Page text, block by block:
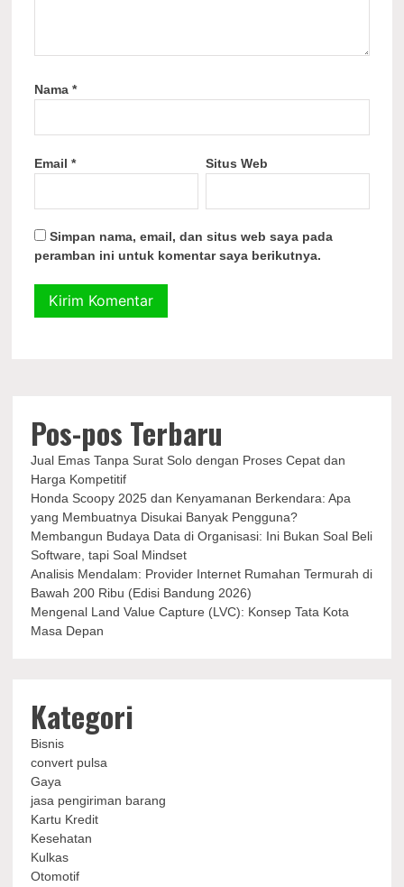
Nama*
Email* Situs Web
Simpan nama, email, dan situs web saya pada
peramban ini untuk komentar saya berikutnya.
Pos-pos Terbaru
Jual Emas Tanpa Surat Solo dengan Proses Cepat dan
Harga Kompetitif
Honda Scoopy 2025 dan Kenyamanan Berkendara: Apa
yang Membuatnya Disukai Banyak Pengguna?
Membangun Budaya Data di Organisasi: Ini Bukan Soal Beli
Software, tapi Soal Mindset
Analisis Mendalam: Provider Internet Rumahan Termurah di
Bawah 200 Ribu (Edisi Bandung 2026)
Mengenal Land Value Capture (LVC): Konsep Tata Kota
Masa Depan
Kategori
Bisnis
convert pulsa
Gaya
jasa pengiriman barang
Kartu Kredit
Kesehatan
Kulkas
Otomotif